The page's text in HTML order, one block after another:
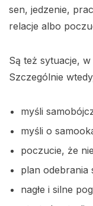
sen, jedzenie,
relacje albo
Są też sytuacje,
Szczególnie
myśli
myśli o
poczucie, że
plan odebrania
nagłe i silne